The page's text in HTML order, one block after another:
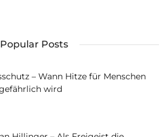
Popular Posts
– Wann Hitze für Menschen
wird